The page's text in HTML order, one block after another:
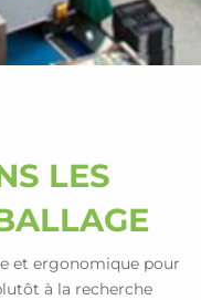
LES
et ergonomique pour
à la recherche